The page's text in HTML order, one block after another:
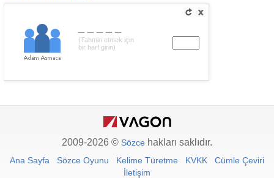
(Tahmin etmek için
bir harf girin)
2009-2026 © Sözce hakları saklıdır.
Ana Sayfa Sözce Oyunu Kelime Türetme KVKK
Cümle Çeviri
İletişim